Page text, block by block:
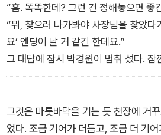
“흠. 똑똑한데? 그런 건 정해놓으면 좋
“뭐, 찾으러 나가봐야 사장님을 찾았다
요’ 엔딩이 날 거 같긴 한데요.”
그 대답에 잠시 박경원이 멈춰 섰다. 잠
하게 다시 대답을 내놓는다.
“그렇… 겠죠?”
“널 미끼로 던져주고 내가 도망칠 수도
그것은 마룻바닥을 기는 듯 천장에 거
었다. 조금 기어가 더듬고, 조금 더 기